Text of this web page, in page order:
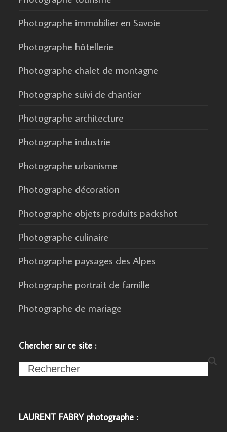
Photographe immobilier en Savoie
Photographe hôtellerie
Photographe chalet de montagne
Photographe suivi de chantier
Photographe architecture
Photographe industrie
Photographe urbanisme
Photographe décoration
Photographe objets produits packshot
Photographe culinaire
Photographe paysages des Alpes
Photographe portrait de famille
Photographe de mariage
Chercher sur ce site :
Search
LAURENT FABRY photographe :